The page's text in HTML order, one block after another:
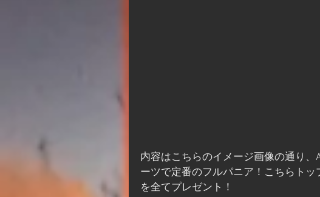
内容はこちらのイメージ画像の通り、
ーツで定番のフルパニア！こちらト
を全てプレゼント！